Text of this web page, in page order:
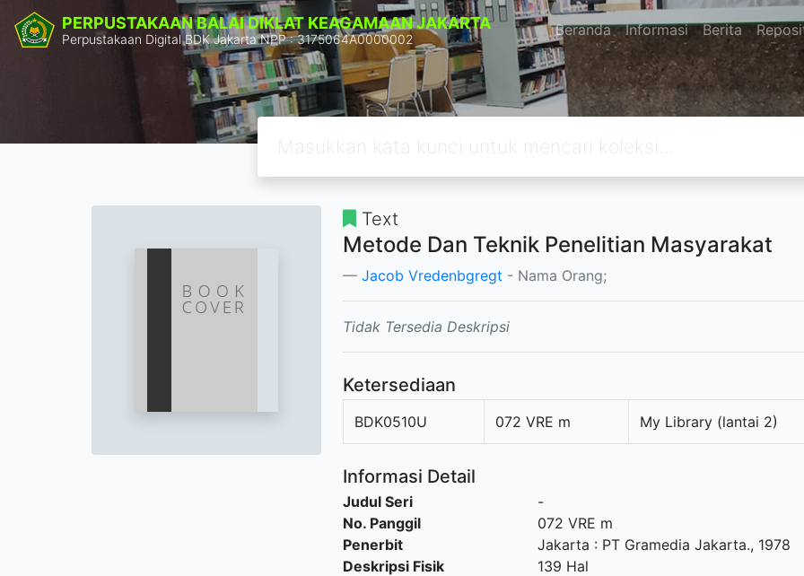
PERPUSTAKAAN BALAI DIKLAT KEAGAMAAN JAKARTA
Perpustakaan Digital BDK Jakarta NPP : 3175064A0000002 Beranda Informasi Berita
Text
Metode Dan Teknik Penelitian Masyarakat
Jacob Vredenbgregt - Nama Orang;
Tidak Tersedia Deskripsi
Ketersediaan
BDK0510U 072 VRE m My Library (lantai 2)
Informasi Detail
Judul Seri
-
No. Panggil
072 VRE m
Penerbit
Jakarta : PT Gramedia Jakarta., 1978
Deskripsi Fisik
139 Hal